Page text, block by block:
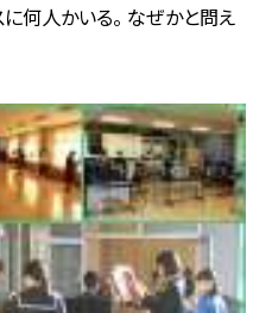
何人かいる。 なぜかと問え